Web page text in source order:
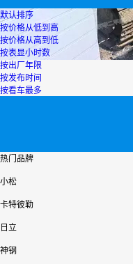
默认排序
按价格从低到高
按价格从高到低
按表显小时数
按出厂年限
按发布时间
按看车最多
热门品牌
小松
卡特彼勒
日立
神钢